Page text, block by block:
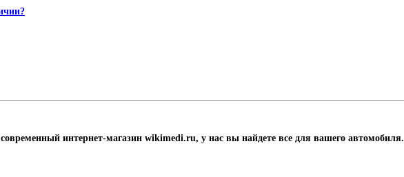
интернет-магазин wikimedi.ru, у нас вы найдете все для вашего автомобиля.